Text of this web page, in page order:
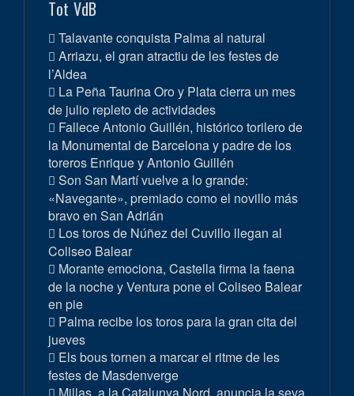
Tot VdB
Talavante conquista Palma al natural
Arriazu, el gran atractiu de les festes de
l’Aldea
La Peña Taurina Oro y Plata cierra un mes
de julio repleto de actividades
Fallece Antonio Guillén, histórico torilero de
la Monumental de Barcelona y padre de los
toreros Enrique y Antonio Guillén
Son San Martí vuelve a lo grande:
«Navegante», premiado como el novillo más
bravo en San Adrián
Los toros de Núñez del Cuvillo llegan al
Coliseo Balear
Morante emociona, Castella firma la faena
de la noche y Ventura pone el Coliseo Balear
en pie
Palma recibe los toros para la gran cita del
jueves
Els bous tornen a marcar el ritme de les
festes de Masdenverge